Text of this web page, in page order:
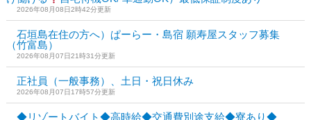
2026年08月08日2時42分更新
石垣島在住の方へ）ぱーらー・島宿 願寿屋スタッフ募集
（竹富島）
2026年08月07日21時31分更新
正社員（一般事務）、土日・祝日休み
2026年08月07日17時57分更新
◆リゾートバイト◆高時給◆交通費別途支給◆寮あり◆